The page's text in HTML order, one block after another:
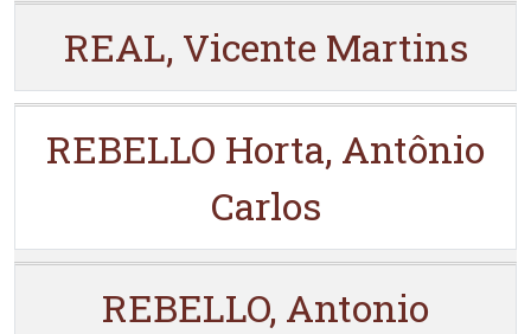
REAL, Vicente Martins
REBELLO Horta, Antônio
Carlos
REBELLO, Antonio